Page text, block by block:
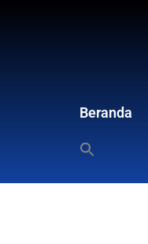
Beranda